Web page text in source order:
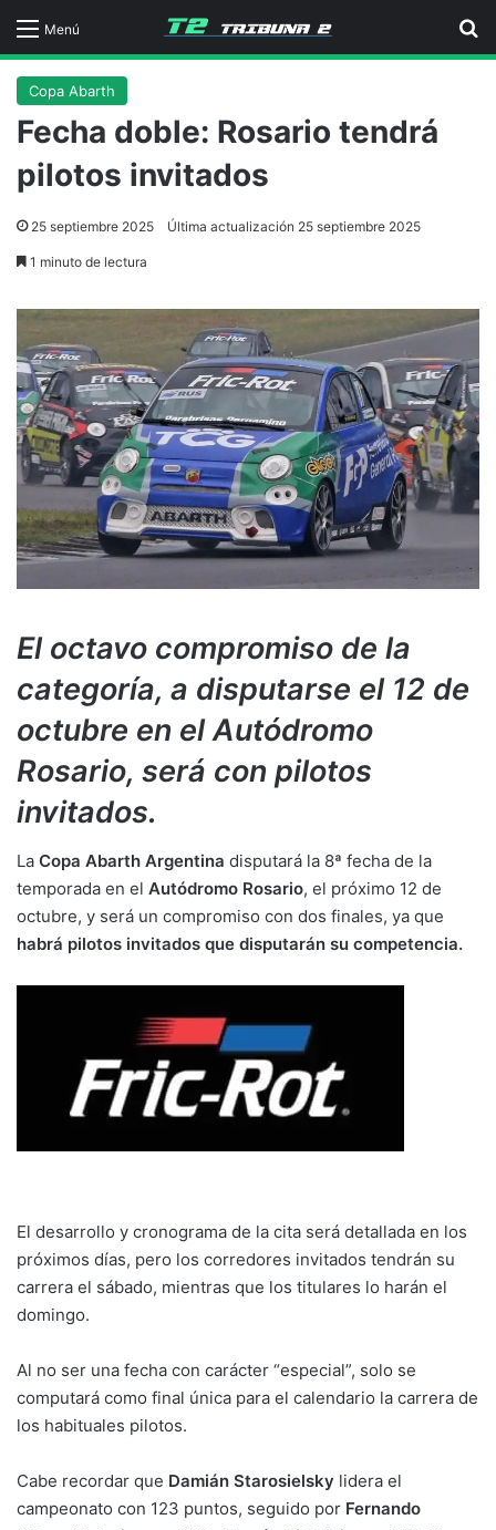
Menú
Copa Abarth
Fecha doble: Rosario tendrá
pilotos invitados
25 septiembre 2025 Última actualización 25 septiembre 2025
1 minuto de lectura
El octavo compromiso de la
categoría, a disputarse el 12 de
octubre en el Autódromo
Rosario, será con pilotos
invitados.
La Copa Abarth Argentina disputará la 8ª fecha de la
temporada en el Autódromo Rosario, el próximo 12 de
octubre, y será un compromiso con dos finales, ya que
habrá pilotos invitados que disputarán su competencia.
El desarrollo y cronograma de la cita será detallada en los
próximos días, pero los corredores invitados tendrán su
carrera el sábado, mientras que los titulares lo harán el
domingo.
Al no ser una fecha con carácter “especial”, solo se
computará como final única para el calendario la carrera de
los habituales pilotos.
Cabe recordar que Damián Starosielsky lidera el
campeonato con 123 puntos, seguido por Fernando